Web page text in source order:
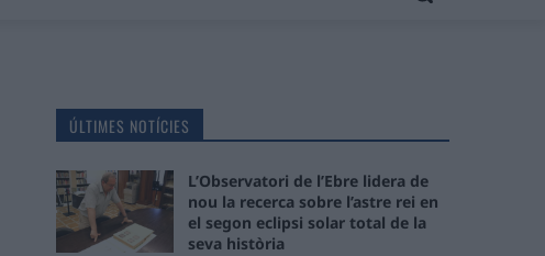
ÚLTIMES NOTÍCIES
L’Observatori de l’Ebre lidera de
nou la recerca sobre l’astre rei en
el segon eclipsi solar total de la
seva història